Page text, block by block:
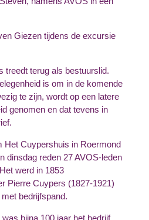
Giezen tijdens de excursie
treedt terug als bestuurslid.
is om in de komende
te zijn, wordt op een latere
genomen en dat tevens in
Het Cuypershuis in Roermond
dinsdag reden 27 AVOS-leden
werd in 1853
Pierre Cuypers (1827-1921)
bedrijfspand.
bijna 100 jaar het bedrijf